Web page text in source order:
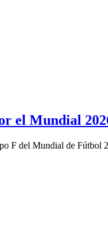
el Mundial
F del Mundial de Fútbol